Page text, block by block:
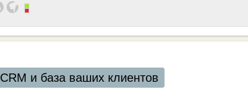
CRM и база ваших клиентов